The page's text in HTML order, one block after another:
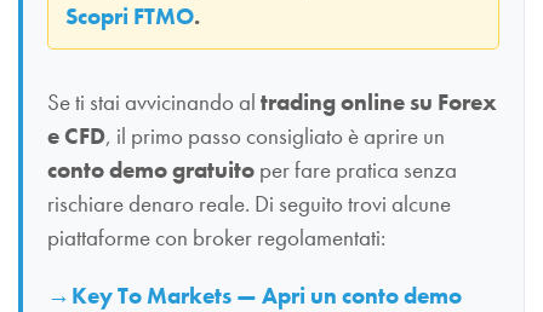
Scopri FTMO.
Se ti stai avvicinando al trading online su Forex
e CFD, il primo passo consigliato è aprire un
conto demo gratuito per fare pratica senza
rischiare denaro reale. Di seguito trovi alcune
piattaforme con broker regolamentati:
Key To Markets — Apri un conto demo